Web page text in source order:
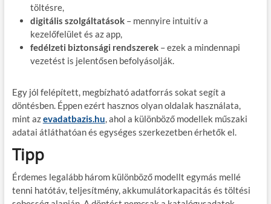
töltésre,
digitális szolgáltatások– mennyire intuitív a
kezelőfelület és az app,
fedélzeti biztonsági rendszerek– ezek a mindennapi
vezetést is jelentősen befolyásolják.
Egy jól felépített, megbízható adatforrás sokat segít a
döntésben. Éppen ezért hasznos olyan oldalak használata,
mint azevadatbazis.hu, ahol a különböző modellek műszaki
adatai átláthatóan és egységes szerkezetben érhetők el.
Tipp
Érdemes legalább három különböző modellt egymás mellé
tenni hatótáv, teljesítmény, akkumulátorkapacitás és töltési